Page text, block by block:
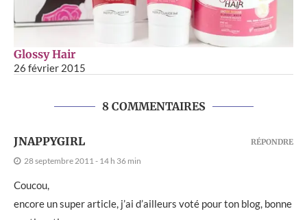
Glossy Hair
26 février 2015
8 COMMENTAIRES
JNAPPYGIRL
28 septembre 2011 - 14 h 36 min
Coucou,
encore un super article, j’ai d’ailleurs voté pour ton blog, bonne
RÉPONDRE